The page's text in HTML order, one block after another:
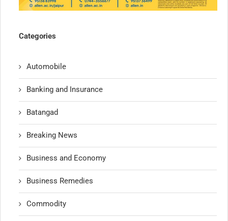
Categories
Automobile
Banking and Insurance
Batangad
Breaking News
Business and Economy
Business Remedies
Commodity